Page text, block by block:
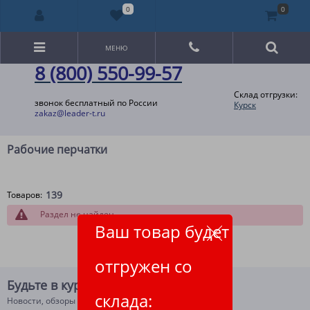
8 (800) 550-99-57
звонок бесплатный по России
zakaz@leader-t.ru
Склад отгрузки:
Курск
Ваш товар будет
отгружен со
склада:
МЕНЮ
Рабочие перчатки
Товаров: 139
Раздел не найден
Будьте в курсе!
Новости, обзоры и акции
0 0